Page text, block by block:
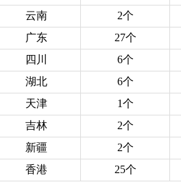
云南 2个
广东 27个
四川 6个
湖北 6个
天津 1个
吉林 2个
新疆 2个
香港 25个